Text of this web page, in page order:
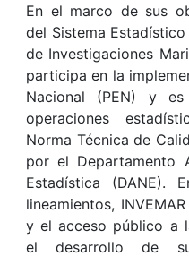
En el marco de sus
del Sistema
de Investigaciones
participa en la
Nacional (PEN) y
operaciones
Norma Técnica de
por el Departamento
Estadística (DANE).
lineamientos,
y el acceso público a
el desarrollo de